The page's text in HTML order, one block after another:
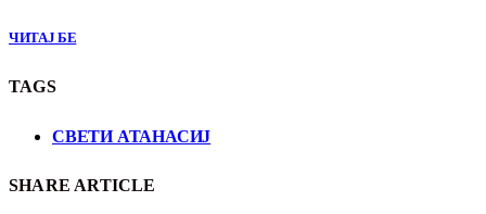
ЧИТАЈ БЕ
TAGS
СВЕТИ АТАНАСИЈ
SHARE ARTICLE